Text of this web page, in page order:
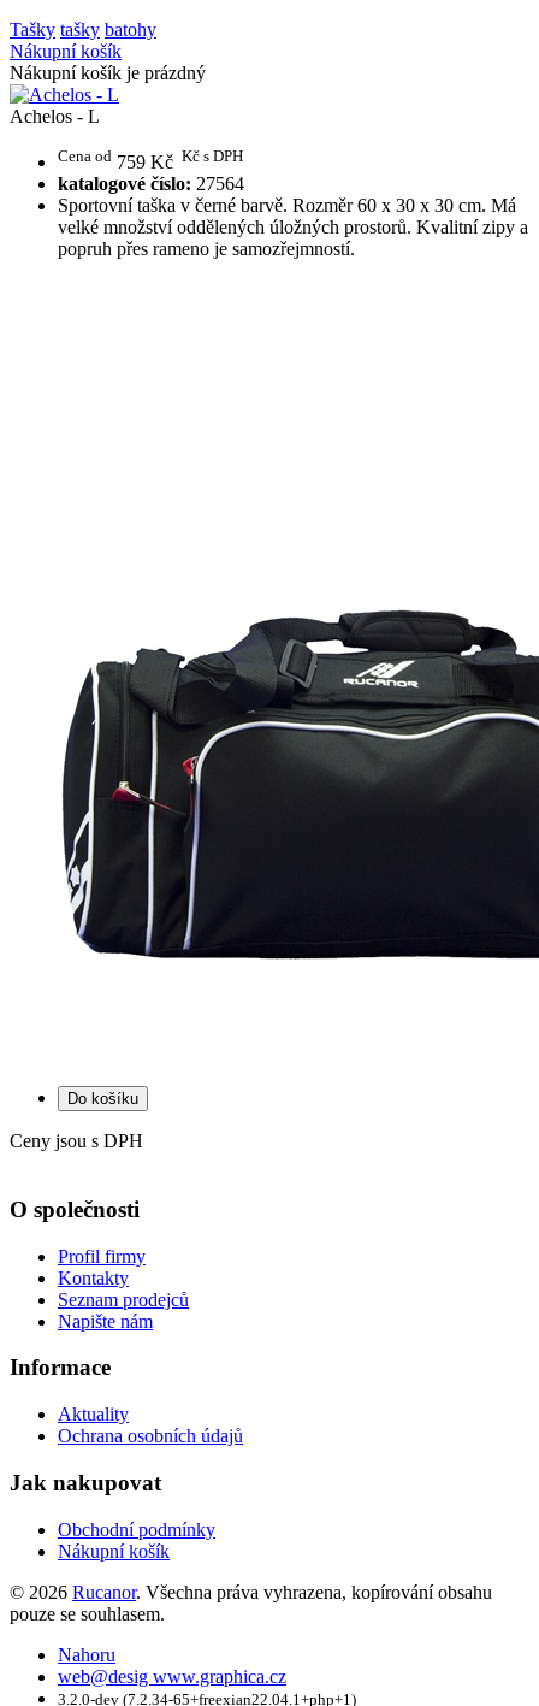
Tašky tašky batohy
Nákupní košík
Nákupní košík je prázdný
Achelos - L
Cena od 759 Kč Kč s DPH
katalogové číslo: 27564
Sportovní taška v černé barvě. Rozměr 60 x 30 x 30 cm. Má
velké množství oddělených úložných prostorů. Kvalitní zipy a
popruh přes rameno je samozřejmností.
Do košíku
Ceny jsou s DPH
O společnosti
Profil firmy
Kontakty
Seznam prodejců
Napište nám
Informace
Aktuality
Ochrana osobních údajů
Jak nakupovat
Obchodní podmínky
Nákupní košík
© 2026 Rucanor. Všechna práva vyhrazena, kopírování obsahu
pouze se souhlasem.
Nahoru
web@desig www.graphica.cz
3.2.0-dev (7.2.34-65+freexian22.04.1+php+1)